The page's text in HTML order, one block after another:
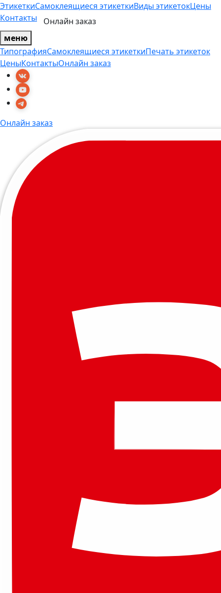
ЭтикеткиСамоклеящиеся этикеткиВиды этикетокЦены
Контакты
Онлайн заказ
меню
ТипографияСамоклеящиеся этикеткиПечать этикеток
ЦеныКонтактыОнлайн заказ
Онлайн заказ